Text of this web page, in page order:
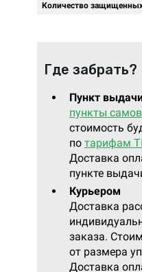
Количество
Где забрать?
Пункт
пункты
стоимость
по тарифам
Доставка
пункте
Курьером
Доставка
заказа.
от размера
Доставка